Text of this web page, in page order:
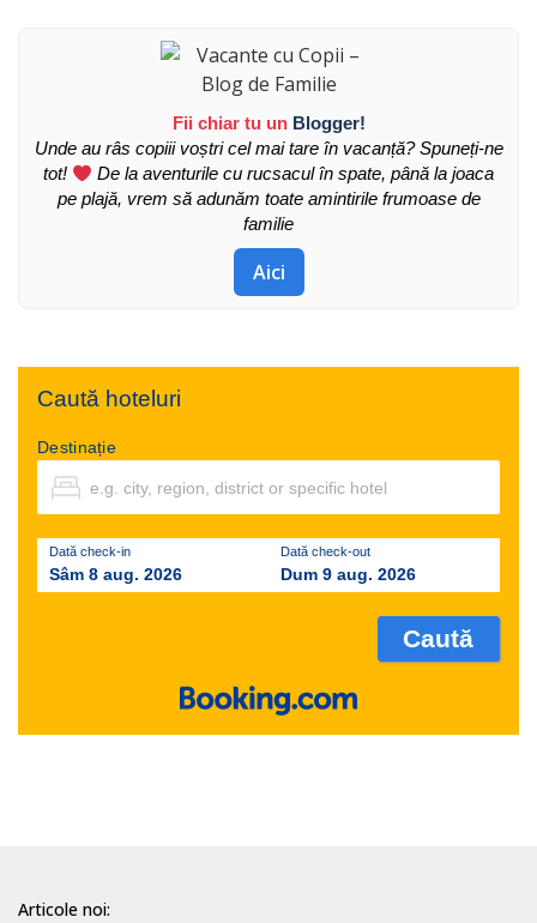
Fii chiar tu un Blogger!
Unde au râs copiii voștri cel mai tare în vacanță? Spuneți-ne
tot!
De la aventurile cu rucsacul în spate, până la joaca
pe plajă, vrem să adunăm toate amintirile frumoase de
familie
Aici
Caută hoteluri
Destinație
Dată check-in
Sâm 8 aug. 2026
Dată check-out
Dum 9 aug. 2026
Articole noi: